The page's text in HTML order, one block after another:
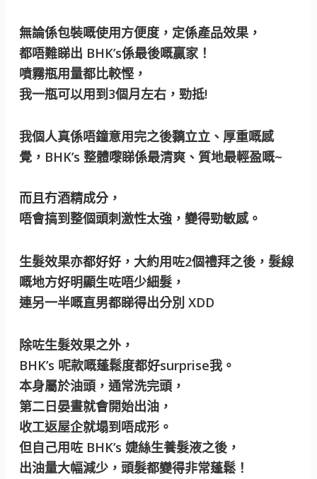
無論係包裝嘅使用方便度，定係產品效果，
都唔難睇出 BHK’s係最後嘅贏家！
噴霧瓶用量都比較慳，
我一瓶可以用到3個月左右，勁抵!
我個人真係唔鐘意用完之後黐立立、厚重嘅感
覺，BHK’s 整體嚟睇係最清爽、質地最輕盈嘅~
而且冇酒精成分，
唔會搞到整個頭刺激性太強，變得勁敏感。
生髮效果亦都好好，大約用咗2個禮拜之後，髮線
嘅地方好明顯生咗唔少細髮，
連另一半嘅直男都睇得出分別 XDD
除咗生髮效果之外，
BHK’s 呢款嘅蓬鬆度都好surprise我。
本身屬於油頭，通常洗完頭，
第二日晏晝就會開始出油，
收工返屋企就塌到唔成形。
但自己用咗 BHK’s 婕絲生養髮液之後，
出油量大幅減少，頭髮都變得非常蓬鬆！